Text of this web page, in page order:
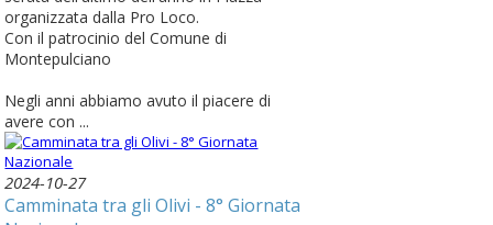
organizzata dalla Pro Loco.
Con il patrocinio del Comune di
Montepulciano
Negli anni abbiamo avuto il piacere di
avere con ...
2024-10-27
Camminata tra gli Olivi - 8° Giornata